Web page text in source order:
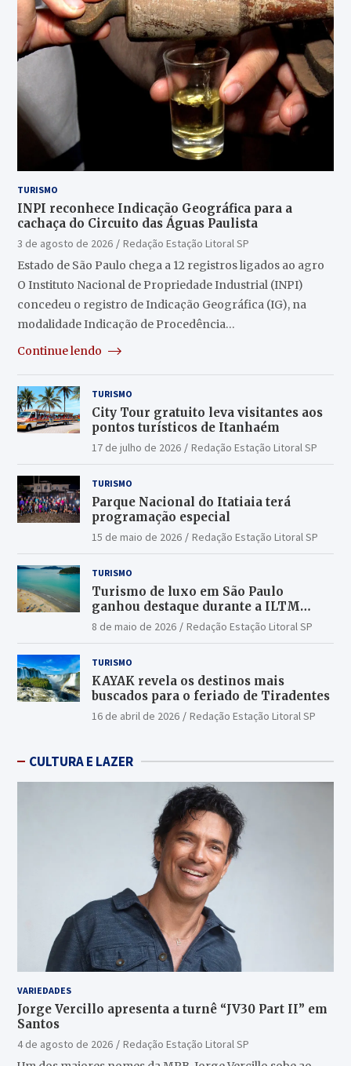
TURISMO
INPI reconhece Indicação Geográfica para a
cachaça do Circuito das Águas Paulista
3 de agosto de 2026
Redação Estação Litoral SP
Estado de São Paulo chega a 12 registros ligados ao agro
O Instituto Nacional de Propriedade Industrial (INPI)
concedeu o registro de Indicação Geográfica (IG), na
modalidade Indicação de Procedência…
Continue lendo
TURISMO
City Tour gratuito leva visitantes aos
pontos turísticos de Itanhaém
17 de julho de 2026 Redação Estação Litoral SP
TURISMO
Parque Nacional do Itatiaia terá
programação especial
15 de maio de 2026 Redação Estação Litoral SP
TURISMO
Turismo de luxo em São Paulo
ganhou destaque durante a ILTM
Latin America 2026
8 de maio de 2026 Redação Estação Litoral SP
TURISMO
KAYAK revela os destinos mais
buscados para o feriado de Tiradentes
16 de abril de 2026 Redação Estação Litoral SP
CULTURA E LAZER
VARIEDADES
Jorge Vercillo apresenta a turnê “JV30 Part II” em
Santos
4 de agosto de 2026
Redação Estação Litoral SP